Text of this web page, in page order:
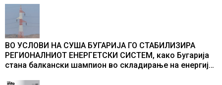
ВО УСЛОВИ НА СУША БУГАРИЈА ГО СТАБИЛИЗИРА
РЕГИОНАЛНИОТ ЕНЕРГЕТСКИ СИСТЕМ, како Бугарија
стана балкански шампион во складирање на енергија